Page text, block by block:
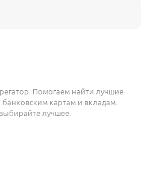
Помогаем найти лучшие
картам и вкладам.
лучшее.